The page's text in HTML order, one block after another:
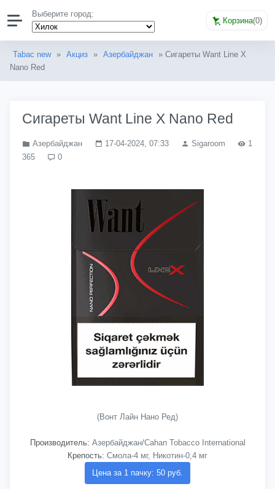
Выберите город:
Корзина(0)
Tabac new » Акциз » Азербайджан » Сигареты Want Line X
Nano Red
Сигареты Want Line X Nano Red
Азербайджан 17-04-2024, 07:33 Sigaroom
1
365
0
(Вонт Лайн Нано Ред)
Производитель: Азербайджан/Cahan Tobacco International
Крепость: Смола-4 мг, Никотин-0,4 мг
Цена за 1 пачку: 50 руб.